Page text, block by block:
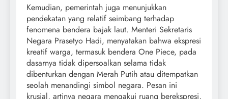
Kemudian, pemerintah juga menunjukkan
pendekatan yang relatif seimbang terhadap
fenomena bendera bajak laut. Menteri Sekretaris
Negara Prasetyo Hadi, menyatakan bahwa ekspresi
kreatif warga, termasuk bendera One Piece, pada
dasarnya tidak dipersoalkan selama tidak
dibenturkan dengan Merah Putih atau ditempatkan
seolah menandingi simbol negara. Pesan ini
krusial, artinya negara mengakui ruang berekspresi,